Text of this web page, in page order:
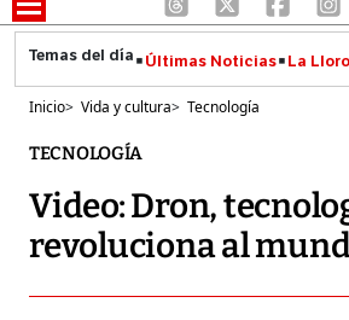
Últimas Noticias La
Inicio> Vida y cultura> Tecnología
TECNOLOGÍA
Video: Dron,
revoluciona al